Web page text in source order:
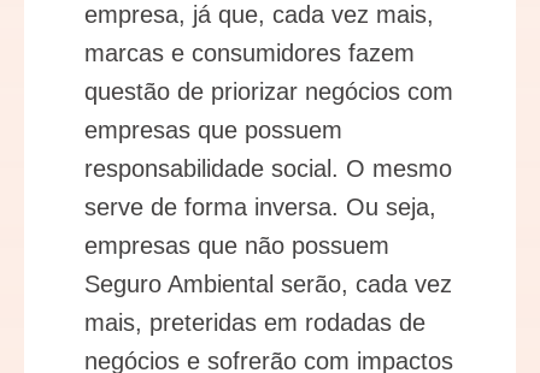
empresa, já que, cada vez mais,
marcas e consumidores fazem
questão de priorizar negócios com
empresas que possuem
responsabilidade social. O mesmo
serve de forma inversa. Ou seja,
empresas que não possuem
Seguro Ambiental serão, cada vez
mais, preteridas em rodadas de
negócios e sofrerão com impactos